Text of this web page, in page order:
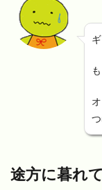
途方に暮れ